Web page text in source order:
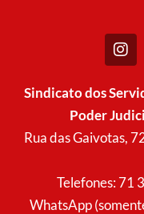
I
n
t
g
r
Sindicato dos
Poder
Rua das Gaivotas,
Telefones: 71
WhatsApp